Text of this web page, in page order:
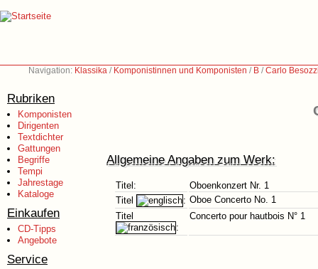
Navigation: Klassika / Komponistinnen und Komponisten / B /Carlo
Rubriken
Komponisten
Dirigenten
Textdichter
Gattungen
Begriffe
Tempi
Jahrestage
Kataloge
Einkaufen
CD-Tipps
Angebote
Service
Allgemeine Angaben zum Werk:
Titel:
Oboenkonzert Nr. 1
Titel
: Oboe Concerto No. 1
Titel
:
Concerto pour hautbois N° 1